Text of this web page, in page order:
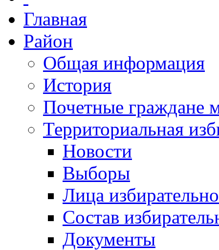
Главная
Район
Общая информация
История
Почетные граждане
Территориальная
Новости
Выборы
Лица
Состав
Документы